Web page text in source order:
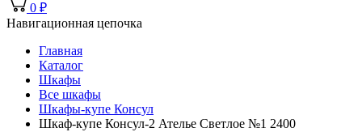
0 ₽
Навигационная цепочка
Главная
Каталог
Шкафы
Все шкафы
Шкафы-купе Консул
Шкаф-купе Консул-2 Ателье Светлое №1 2400